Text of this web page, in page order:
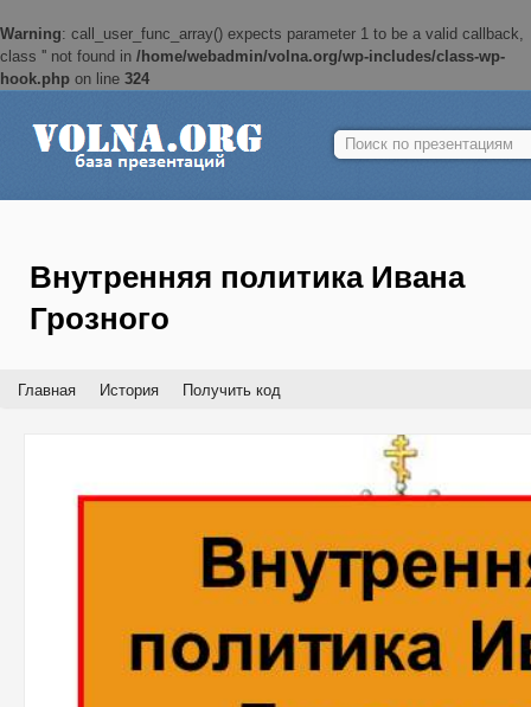
Warning: call_user_func_array() expects parameter 1 to be a valid callback,
class '' not found in /home/webadmin/volna.org/wp-includes/class-wp-
hook.php on line 324
Найти:
Внутренняя политика Ивана
Грозного
Главная История Получить код